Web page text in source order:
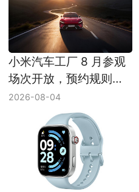
小米汽车工厂 8 月参观
场次开放，预约规则同
步更新
2026-08-04